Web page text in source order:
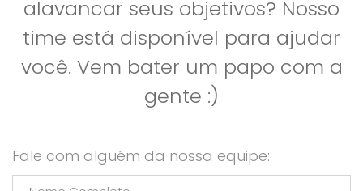
alavancar seus objetivos? Nosso
time está disponível para ajudar
você. Vem bater um papo com a
gente :)
Fale com alguém da nossa equipe: